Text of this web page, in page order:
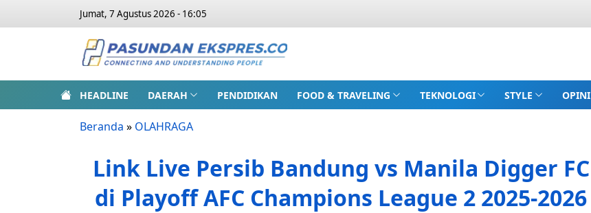
Jumat, 7 Agustus 2026 - 16:05
HEADLINE DAERAH PENDIDIKAN FOOD & TRAVELING TEKNOLOGI STYLE OPINI
Beranda » OLAHRAGA
Link Live Persib Bandung vs Manila Digger FC
di Playoff AFC Champions League 2 2025-2026